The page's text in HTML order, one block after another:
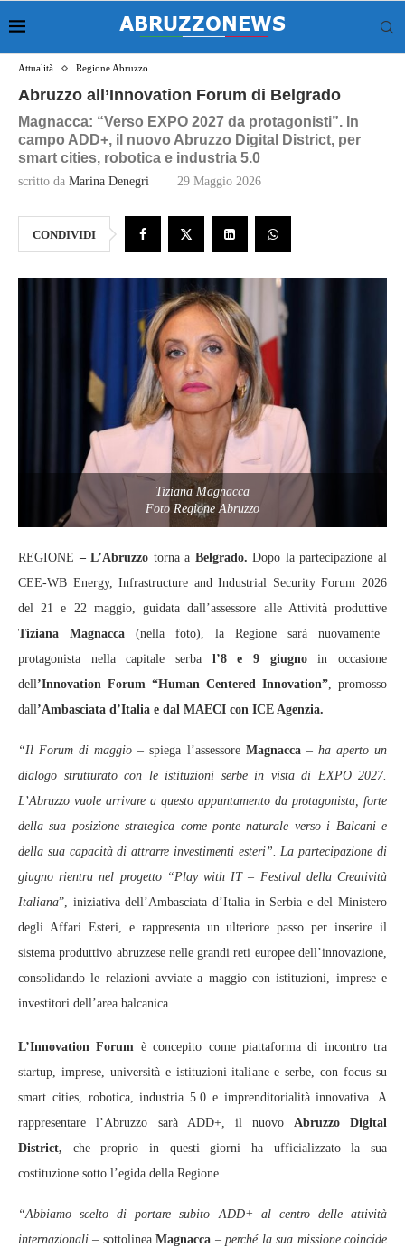
Attualità Regione Abruzzo
Abruzzo all’Innovation Forum di Belgrado
Magnacca: “Verso EXPO 2027 da protagonisti”. In
campo ADD+, il nuovo Abruzzo Digital District, per
smart cities, robotica e industria 5.0
scritto da Marina Denegri 29 Maggio 2026
CONDIVIDI
Tiziana Magnacca
Foto Regione Abruzzo
REGIONE – L’Abruzzo torna a Belgrado. Dopo la partecipazione al
CEE-WB Energy, Infrastructure and Industrial Security Forum 2026
del 21 e 22 maggio, guidata dall’assessore alle Attività produttive
Tiziana Magnacca (nella foto), la Regione sarà nuovamente
protagonista nella capitale serba l’8 e 9 giugnoin occasione
dell’Innovation Forum “Human Centered Innovation”, promosso
dall’Ambasciata d’Italia e dal MAECI con ICE Agenzia.
“Il Forum di maggio – spiega l’assessore Magnacca–ha aperto un
dialogo strutturato con le istituzioni serbe in vista di EXPO 2027.
L’Abruzzo vuole arrivare a questo appuntamento da protagonista, forte
della sua posizione strategica come ponte naturale verso i Balcani e
della sua capacità di attrarre investimenti esteri”. La partecipazione di
giugno rientra nel progetto “Play with IT – Festival della Creatività
Italiana”, iniziativa dell’Ambasciata d’Italia in Serbia e del Ministero
degli Affari Esteri, e rappresenta un ulteriore passo per inserire il
sistema produttivo abruzzese nelle grandi reti europee dell’innovazione,
consolidando le relazioni avviate a maggio con istituzioni, imprese e
investitori dell’area balcanica.
L’Innovation Forum è concepito come piattaforma di incontro tra
startup, imprese, università e istituzioni italiane e serbe, con focus su
smart cities, robotica, industria 5.0 e imprenditorialità innovativa. A
rappresentare l’Abruzzo sarà ADD+, il nuovo Abruzzo Digital
District, che proprio in questi giorni ha ufficializzato la sua
costituzione sotto l’egida della Regione.
“Abbiamo scelto di portare subito ADD+ al centro delle attività
internazionali – sottolineaMagnacca –perché la sua missione coincide